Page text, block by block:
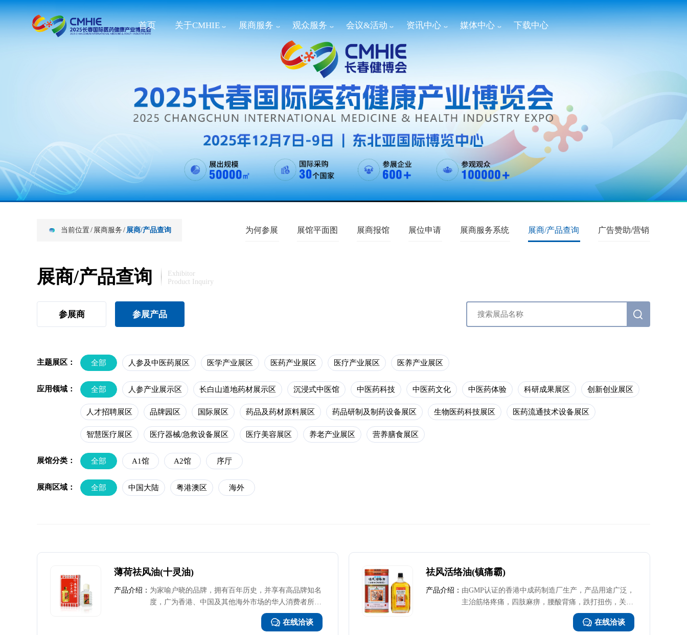
首页 关于CMHIE 展商服务 观众服务 会议&活动 资讯中心 媒体中心 下载中心
当前位置/ 展商服务 / 展商/产品查询 为何参展 展馆平面图 展商报馆 展位申请 展商服务系统 展商/产品查询 广告赞助/营销
展商/产品查询
Exhibitor
Product Inquiry
参展商 参展产品
主题展区： 全部 人参及中医药展区 医学产业展区 医药产业展区 医疗产业展区 医养产业展区
应用领域： 全部 人参产业展示区 长白山道地药材展示区 沉浸式中医馆 中医药科技 中医药文化 中医药体验 科研成果展区 创新创业展区
人才招聘展区 品牌园区 国际展区 药品及药材原料展区 药品研制及制药设备展区 生物医药科技展区 医药流通技术设备展区
智慧医疗展区 医疗器械/急救设备展区 医疗美容展区 养老产业展区 营养膳食展区
展馆分类： 全部 A1馆 A2馆 序厅
展商区域： 全部 中国大陆 粤港澳区 海外
薄荷祛风油(十灵油)
产品介绍： 为家喻户晓的品牌，拥有百年历史，并享有高品牌知名
度，广为香港、中国及其他海外市场的华人消费者所熟
悉。产品由GMP认证的香港中成药制造厂生产，能提神
醒脑、通络止痛、祛风止痒。用于头晕头痛、肌肉酸
在线洽谈
祛风活络油(镇痛霸)
产品介绍： 由GMP认证的香港中成药制造厂生产，产品用途广泛，
主治筋络疼痛，四肢麻痹，腰酸背痛，跌打扭伤，关节
僵硬，撞瘀碰伤，汤火烫伤，肌肉酸痛，落枕头痛，轻
微擦伤，舟车晕浪，皮肤痕疗，蚊虫咬伤，肚痛不适。
在线洽谈